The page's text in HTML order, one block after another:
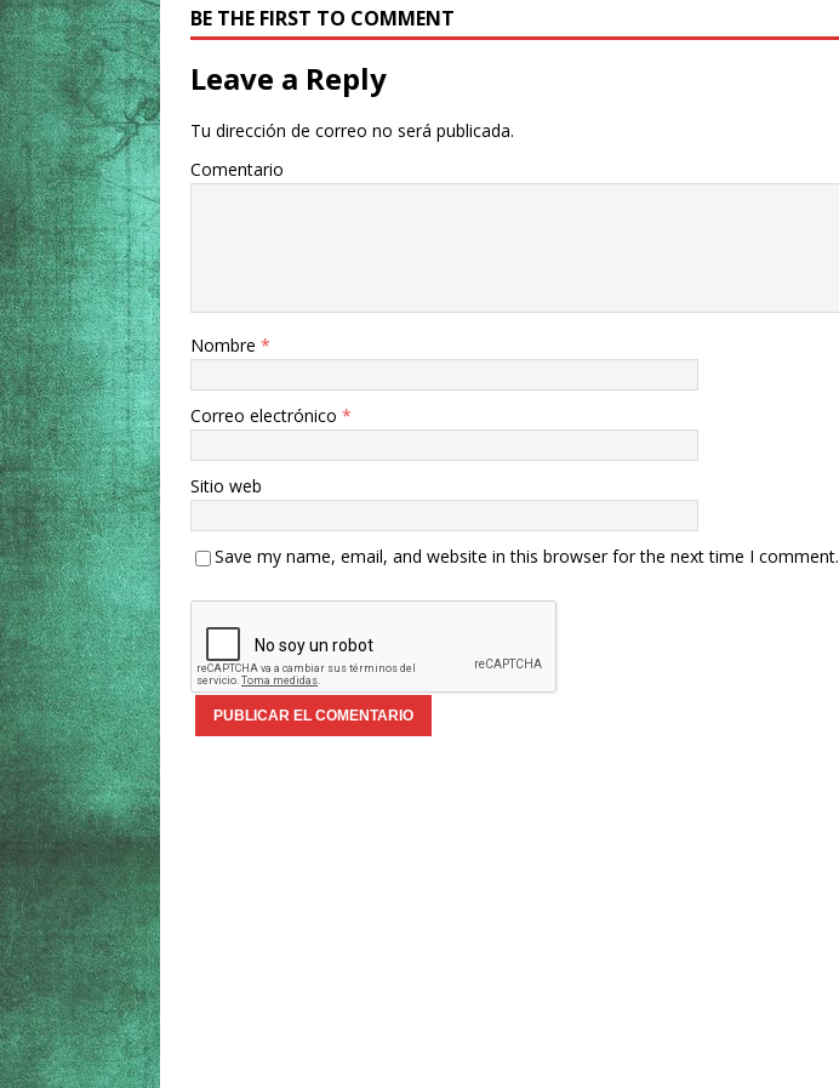
BE THE FIRST TO COMMENT
Leave a Reply
Tu dirección de correo no será publicada.
Comentario
Nombre *
Correo electrónico *
Sitio web
Save my name, email, and website in this browser for the next time I comment.